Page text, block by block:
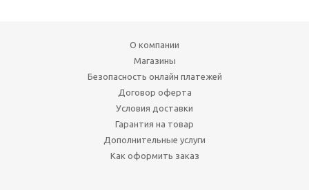
О компании
Магазины
Безопасность онлайн платежей
Договор оферта
Условия доставки
Гарантия на товар
Дополнительные услуги
Как оформить заказ